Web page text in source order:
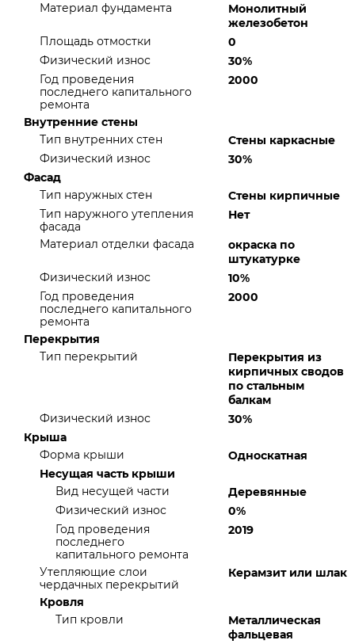
Материал фундамента
Монолитный
железобетон
Площадь отмостки
0
Физический износ
30%
Год проведения
последнего капитального
ремонта
2000
Внутренние стены
Тип внутренних стен
Стены каркасные
Физический износ
30%
Фасад
Тип наружных стен
Стены кирпичные
Тип наружного утепления
фасада
Нет
Материал отделки фасада
окраска по
штукатурке
Физический износ
10%
Год проведения
последнего капитального
ремонта
2000
Перекрытия
Тип перекрытий
Перекрытия из
кирпичных сводов
по стальным
балкам
Физический износ
30%
Крыша
Форма крыши
Односкатная
Несущая часть крыши
Вид несущей части
Деревянные
Физический износ
0%
Год проведения
последнего
капитального ремонта
2019
Утепляющие слои
чердачных перекрытий
Керамзит или шлак
Кровля
Тип кровли
Металлическая
фальцевая